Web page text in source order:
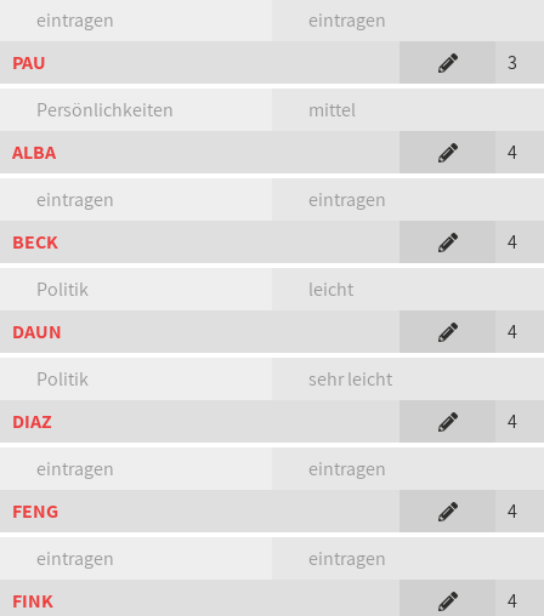
eintragen
eintragen
PAU
3
Persönlichkeiten
mittel
ALBA
4
eintragen
eintragen
BECK
4
Politik
leicht
DAUN
4
Politik
sehr leicht
DIAZ
4
eintragen
eintragen
FENG
4
eintragen
eintragen
FINK
4